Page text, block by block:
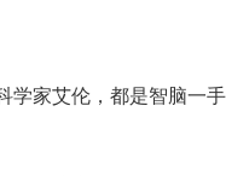
学家艾伦，都是智脑一手